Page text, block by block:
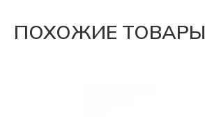
ПОХОЖИЕ ТОВАРЫ